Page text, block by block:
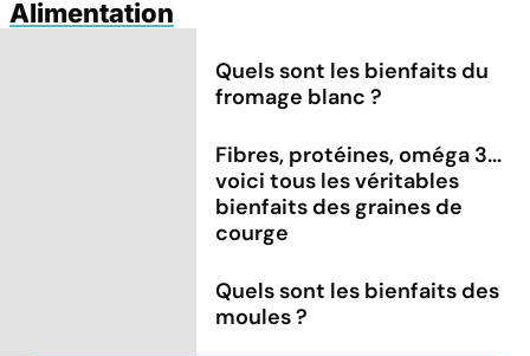
Alimentation
Quels sont les bienfaits du
fromage blanc ?
Fibres, protéines, oméga 3...
voici tous les véritables
bienfaits des graines de
courge
Quels sont les bienfaits des
moules ?